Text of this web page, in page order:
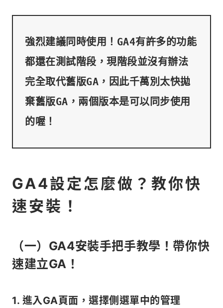
強烈建議同時使用！GA4有許多的功能
都還在測試階段，現階段並沒有辦法
完全取代舊版GA，因此千萬別太快拋
棄舊版GA，兩個版本是可以同步使用
GA4設定怎麼做？教你快
速安裝！
（一）GA4安裝手把手教學！帶你快
速建立GA！
1. 進入GA頁面，選擇側選單中的管理